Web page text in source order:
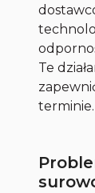
Te
terminie.